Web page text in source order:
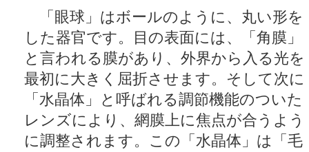
「眼球」はボールのように、丸い形を
した器官です。目の表面には、「角膜」
と言われる膜があり、外界から入る光を
最初に大きく屈折させます。そして次に
「水晶体」と呼ばれる調節機能のついた
レンズにより、網膜上に焦点が合うよう
に調整されます。この「水晶体」は「毛